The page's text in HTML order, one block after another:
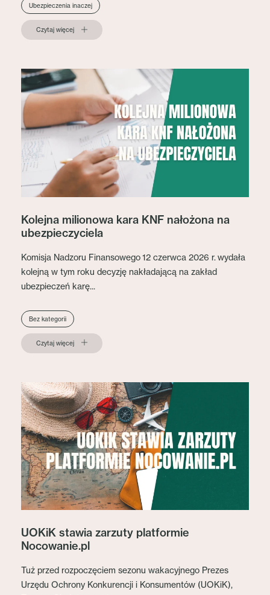
Ubezpieczenia inaczej
Czytaj więcej
Kolejna milionowa kara KNF nałożona na
ubezpieczyciela
Komisja Nadzoru Finansowego 12 czerwca 2026 r. wydała
kolejną w tym roku decyzję nakładającą na zakład
ubezpieczeń karę...
Bez kategorii
Czytaj więcej
UOKiK stawia zarzuty platformie
Nocowanie.pl
Tuż przed rozpoczęciem sezonu wakacyjnego Prezes
Urzędu Ochrony Konkurencji i Konsumentów (UOKiK),